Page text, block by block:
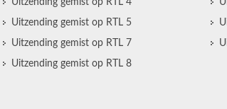
Uitzending gemist op RTL 4
Uitzending gemist op RTL 5
Uitzending gemist op RTL 7
Uitzending gemist op RTL 8